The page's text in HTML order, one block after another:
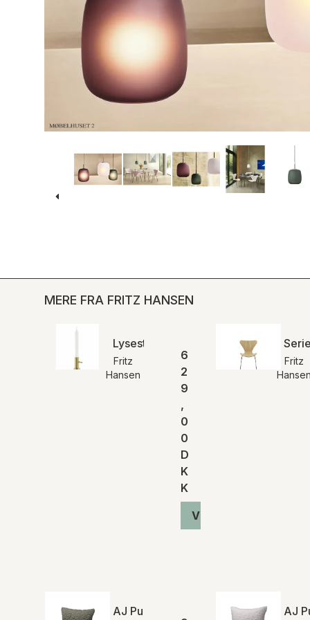
MERE FRA FRITZ HANSEN
Lysestage Single #2, messing | Fritz
Fritz
Hansen
6
2
9
,
0
0
D
K
K
Vis produkt
Fritz
Hansen
AJ Pude, pale green | Fritz Hansen
AJ